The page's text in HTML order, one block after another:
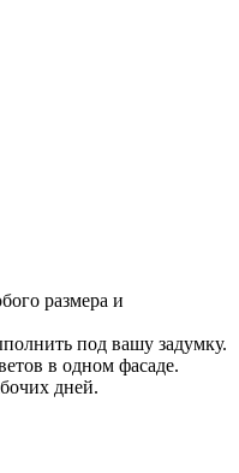
размера и
под вашу задумку.
в одном фасаде.
дней.